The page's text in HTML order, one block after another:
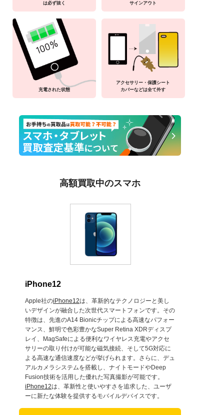
は必ず抜く
サインアウト
充電された状態
アクセサリー・保護シート
カバーなどは全て外す
高額買取中のスマホ
iPhone12
Apple社のiPhone12は、革新的なテクノロジーと美し
いデザインが融合した次世代スマートフォンです。その
特徴は、先進のA14 Bionicチップによる高速なパフォー
マンス、鮮明で色彩豊かなSuper Retina XDRディスプ
レイ、MagSafeによる便利なワイヤレス充電やアクセ
サリーの取り付けが可能な磁気接続、そして5G対応に
よる高速な通信速度などが挙げられます。さらに、デュ
アルカメラシステムを搭載し、ナイトモードやDeep
Fusion技術を活用した優れた写真撮影が可能です。
iPhone12は、革新性と使いやすさを追求した、ユーザ
ーに新たな体験を提供するモバイルデバイスです。